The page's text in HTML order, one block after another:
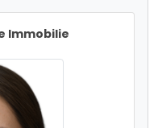
Immobilie